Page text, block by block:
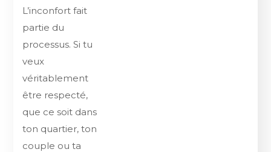
L’inconfort fait
partie du
processus. Si tu
veux
véritablement
être respecté,
que ce soit dans
ton quartier, ton
couple ou ta